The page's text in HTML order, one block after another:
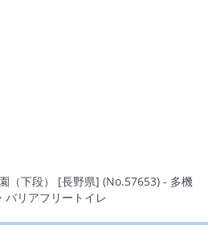
（下段） [長野県] (No.57653) - 多機
バリアフリートイレ